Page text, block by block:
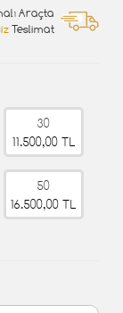
Araçta
Teslimat
30
11.500,00 TL
50
16.500,00 TL